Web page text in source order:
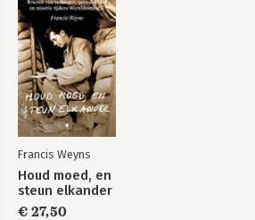
Francis Weyns
Houd moed, en
steun elkander
€ 27,50